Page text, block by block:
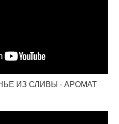
ИЗ СЛИВЫ - АРОМАТ